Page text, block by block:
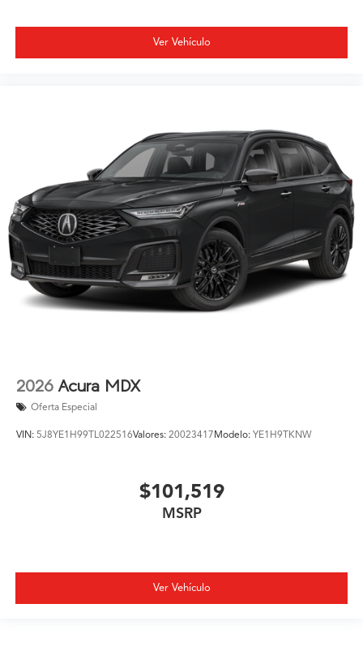
Ver Vehículo
2026 Acura MDX
Oferta Especial
VIN: 5J8YE1H99TL022516Valores: 20023417Modelo: YE1H9TKNW
$101,519
MSRP
Ver Vehículo